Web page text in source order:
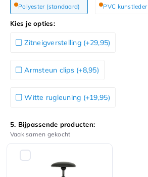
Polyester (standaard) PVC kunstleder
Kies je opties:
Zitneigverstelling (+29,95)
Armsteun clips (+8,95)
Witte rugleuning (+19,95)
5. Bijpassende producten:
Vaak samen gekocht